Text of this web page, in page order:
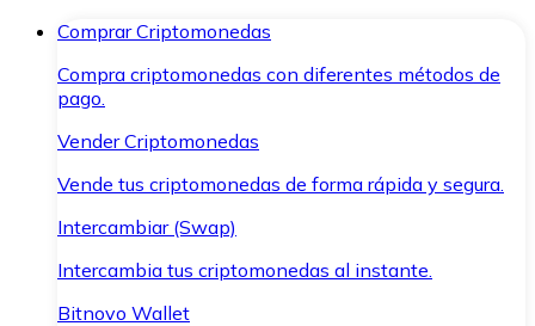
Comprar Criptomonedas
Compra criptomonedas con diferentes métodos de
pago.
Vender Criptomonedas
Vende tus criptomonedas de forma rápida y segura.
Intercambiar (Swap)
Intercambia tus criptomonedas al instante.
Bitnovo Wallet